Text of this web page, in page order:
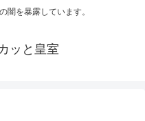
闇を暴露しています。
ッと皇室